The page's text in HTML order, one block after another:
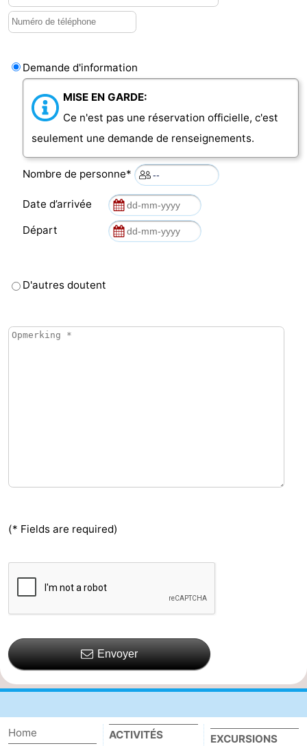
Demande d'information
MISE EN GARDE:
Ce n'est pas une réservation officielle, c'est
seulement une demande de renseignements.
Nombre de personne*
Date d’arrivée
Départ
D'autres doutent
(* Fields are required)
Envoyer
Home
ACTIVITÉS
EXCURSIONS